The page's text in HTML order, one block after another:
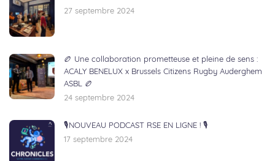
27 septembre 2024
🏉 Une collaboration prometteuse et pleine de sens :
ACALY BENELUX x Brussels Citizens Rugby Auderghem
ASBL 🏉
24 septembre 2024
🎙NOUVEAU PODCAST RSE EN LIGNE ! 🎙
17 septembre 2024